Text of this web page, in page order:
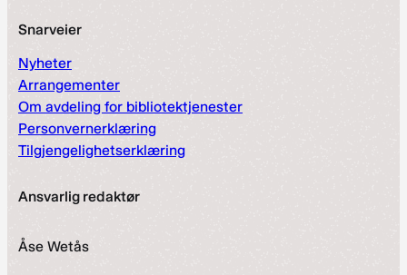
Snarveier
Nyheter
Arrangementer
Om avdeling for bibliotektjenester
Personvernerklæring
Tilgjengelighetserklæring
Ansvarlig redaktør
Åse Wetås